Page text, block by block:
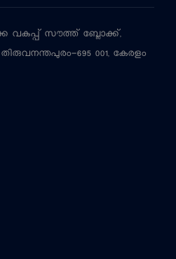
വകുപ്പ് സൗത്ത് ബ്ലോക്ക്,
695 001, കേരളം